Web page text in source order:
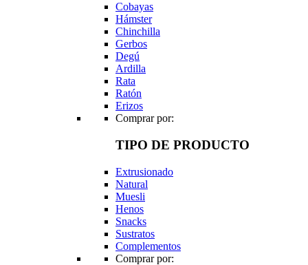
Cobayas
Hámster
Chinchilla
Gerbos
Degú
Ardilla
Rata
Ratón
Erizos
Comprar por:
TIPO DE PRODUCTO
Extrusionado
Natural
Muesli
Henos
Snacks
Sustratos
Complementos
Comprar por: